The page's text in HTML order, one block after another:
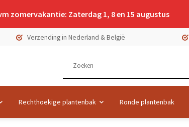
zomervakantie: Zaterdag 1, 8 en 15 augustus
Verzending in Nederland & België
Rechthoekige plantenbak Ronde plantenbak